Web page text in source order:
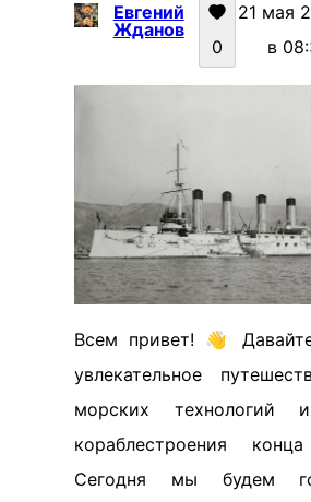
Евгений
Жданов
0
21 мая
в
Всем привет! 👋
увлекательное
морских технологий
кораблестроения
Сегодня мы будем